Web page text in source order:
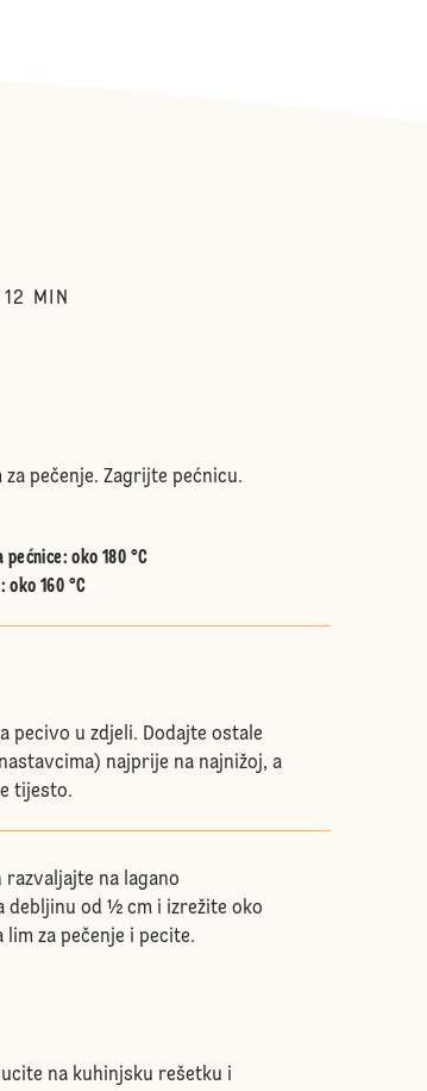
12 MIN
pečenje. Zagrijte pećnicu.
pećnice: oko 180 °C
: oko 160 °C
pecivo u zdjeli. Dodajte ostale
najprije na najnižoj, a
tijesto.
razvaljajte na lagano
od ½ cm i izrežite oko
za pečenje i pecite.
na kuhinjsku rešetku i